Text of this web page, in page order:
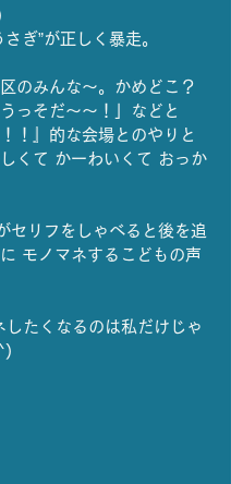
ぎ”が正しく暴走。
区のみんな〜。かめどこ？
っそだ〜〜！」などと
！』的な会場とのやりと
くて かーわいくて おっか
セリフをしゃべると後を追
モノマネするこどもの声
したくなるのは私だけじゃ